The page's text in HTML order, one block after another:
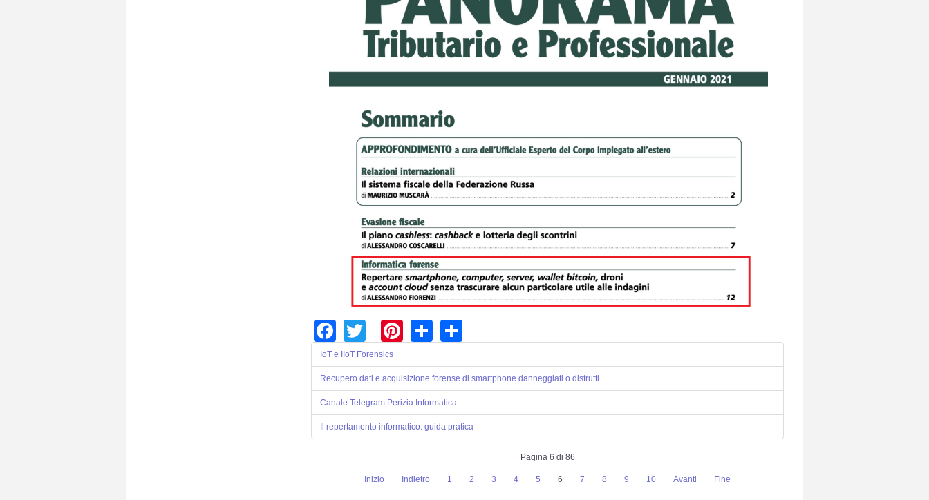
Facebook
TwitterPinterest
Share
IoT e IIoT Forensics
Recupero dati e acquisizione forense di smartphone danneggiati o distrutti
Canale Telegram Perizia Informatica
Il repertamento informatico: guida pratica
Pagina 6 di 86
Inizio Indietro 1 2 3 4 5 6 7 8 9 10 Avanti Fine